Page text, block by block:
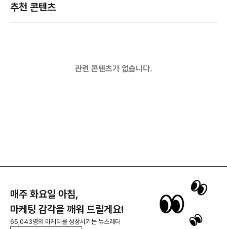
추천 콘텐츠
관련 콘텐츠가 없습니다.
매주 화요일 아침,
마케팅 감각을 깨워 드릴게요!
65,043명의 마케터를 성장시키는 뉴스레터